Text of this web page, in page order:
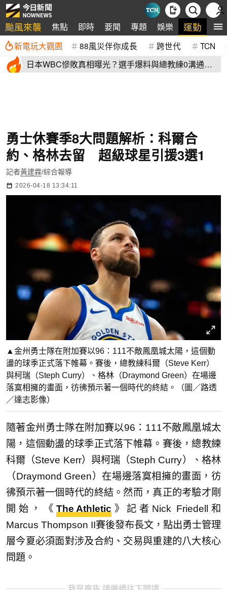
颱風來襲 焦點 即時 要聞 專題 娛樂 運動 全
新電玩大觀園 88風災伴你成長 跨世代 TCN
日本WBC慘敗真相曝光？選手爆料與總教練0溝通
勇士休賽季8大問題解析：科爾合
約、格林去留 超級球星引援3選1
記者黃建霖/綜合報導
2026-04-18 13:34:11
▲金州勇士隊在附加賽以96：111不敵鳳凰城太陽，這個動
盪的球季正式落下帷幕。賽後，總教練科爾（Steve Kerr）
與柯瑞（Steph Curry）、格林（Draymond Green）在場邊
落寞相擁的畫面，彷彿預示著一個時代的終結。（圖／路透
／達志影像）
隨著金州勇士隊在附加賽以96：111不敵鳳凰城太
陽，這個動盪的球季正式落下帷幕。賽後，總教練
科爾（Steve Kerr）與柯瑞（Steph Curry）、格林
（Draymond Green）在場邊落寞相擁的畫面，彷
彿預示著一個時代的終結。然而，真正的考驗才剛
開始，《 The Athletic 》記者Nick Friedell和
Marcus Thompson II賽後發布長文，點出勇士管理
層今夏必須面對涉及合約、交易與重建的八大核心
問題。